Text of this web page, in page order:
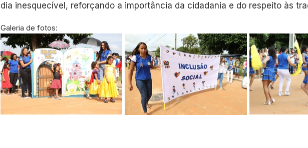
dia inesquecível, reforçando a importância da cidadania e do respeito às
Galeria de fotos: